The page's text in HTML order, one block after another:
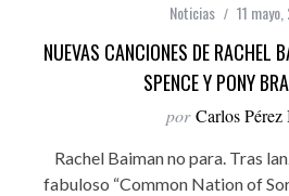
Noticias 11
NUEVAS CANCIONES DE RACHEL
SPENCE Y PONY
por Carlos Pérez
Rachel Baiman no para. Tras
fabuloso “Common Nation of